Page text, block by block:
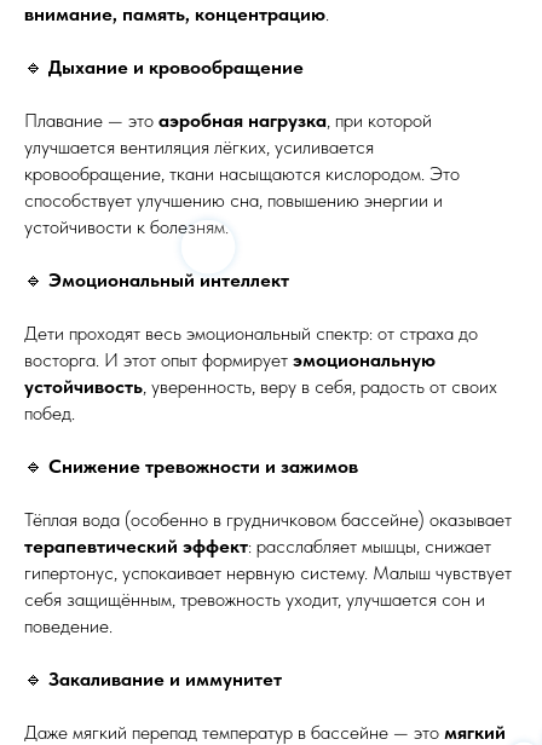
внимание, память, концентрацию.
🔹 Дыхание и кровообращение
Плавание — это аэробная нагрузка, при которой
улучшается вентиляция лёгких, усиливается
кровообращение, ткани насыщаются кислородом. Это
способствует улучшению сна, повышению энергии и
устойчивости к болезням.
🔹 Эмоциональный интеллект
Дети проходят весь эмоциональный спектр: от страха до
восторга. И этот опыт формирует эмоциональную
устойчивость, уверенность, веру в себя, радость от своих
побед.
🔹 Снижение тревожности и зажимов
Тёплая вода (особенно в грудничковом бассейне) оказывает
терапевтический эффект: расслабляет мышцы, снижает
гипертонус, успокаивает нервную систему. Малыш чувствует
себя защищённым, тревожность уходит, улучшается сон и
поведение.
🔹 Закаливание и иммунитет
Даже мягкий перепад температур в бассейне — это мягкий